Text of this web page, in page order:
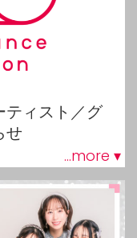
ティスト／グ
せ
...more ▾